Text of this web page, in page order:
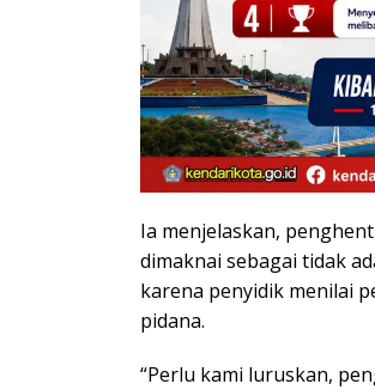
Ia menjelaskan,
dimaknai sebagai tidak
karena penyidik menilai
pidana.
“Perlu kami luruskan,